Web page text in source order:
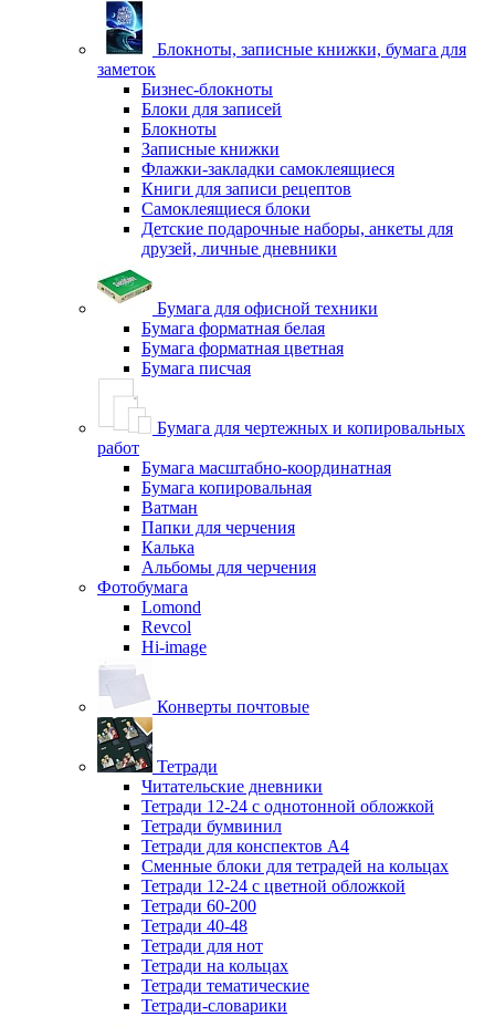
Блокноты, записные книжки, бумага для
заметок
Бизнес-блокноты
Блоки для записей
Блокноты
Записные книжки
Флажки-закладки самоклеящиеся
Книги для записи рецептов
Самоклеящиеся блоки
Детские подарочные наборы, анкеты для
друзей, личные дневники
Бумага для офисной техники
Бумага форматная белая
Бумага форматная цветная
Бумага писчая
Бумага для чертежных и копировальных
работ
Бумага масштабно-координатная
Бумага копировальная
Ватман
Папки для черчения
Калька
Альбомы для черчения
Фотобумага
Lomond
Revcol
Hi-image
Конверты почтовые
Тетради
Читательские дневники
Тетради 12-24 с однотонной обложкой
Тетради бумвинил
Тетради для конспектов А4
Сменные блоки для тетрадей на кольцах
Тетради 12-24 с цветной обложкой
Тетради 60-200
Тетради 40-48
Тетради для нот
Тетради на кольцах
Тетради тематические
Тетради-словарики